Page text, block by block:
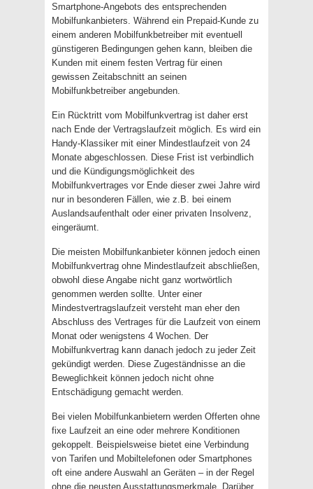
Smartphone-Angebots des entsprechenden
Mobilfunkanbieters. Während ein Prepaid-Kunde zu
einem anderen Mobilfunkbetreiber mit eventuell
günstigeren Bedingungen gehen kann, bleiben die
Kunden mit einem festen Vertrag für einen
gewissen Zeitabschnitt an seinen
Mobilfunkbetreiber angebunden.
Ein Rücktritt vom Mobilfunkvertrag ist daher erst
nach Ende der Vertragslaufzeit möglich. Es wird ein
Handy-Klassiker mit einer Mindestlaufzeit von 24
Monate abgeschlossen. Diese Frist ist verbindlich
und die Kündigungsmöglichkeit des
Mobilfunkvertrages vor Ende dieser zwei Jahre wird
nur in besonderen Fällen, wie z.B. bei einem
Auslandsaufenthalt oder einer privaten Insolvenz,
eingeräumt.
Die meisten Mobilfunkanbieter können jedoch einen
Mobilfunkvertrag ohne Mindestlaufzeit abschließen,
obwohl diese Angabe nicht ganz wortwörtlich
genommen werden sollte. Unter einer
Mindestvertragslaufzeit versteht man eher den
Abschluss des Vertrages für die Laufzeit von einem
Monat oder wenigstens 4 Wochen. Der
Mobilfunkvertrag kann danach jedoch zu jeder Zeit
gekündigt werden. Diese Zugeständnisse an die
Beweglichkeit können jedoch nicht ohne
Entschädigung gemacht werden.
Bei vielen Mobilfunkanbietern werden Offerten ohne
fixe Laufzeit an eine oder mehrere Konditionen
gekoppelt. Beispielsweise bietet eine Verbindung
von Tarifen und Mobiltelefonen oder Smartphones
oft eine andere Auswahl an Geräten – in der Regel
ohne die neusten Ausstattungsmerkmale. Darüber